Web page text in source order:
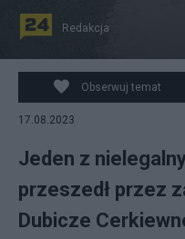
Redakcja
Obserwuj temat
17.08.2023
Jeden z
przeszedł przez
Dubicze